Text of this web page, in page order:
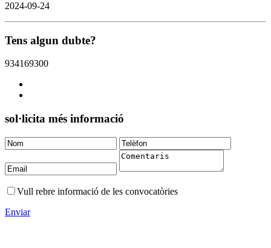
2024-09-24
Tens algun dubte?
934169300
sol·licita més informació
Vull rebre informació de les convocatòries
Enviar